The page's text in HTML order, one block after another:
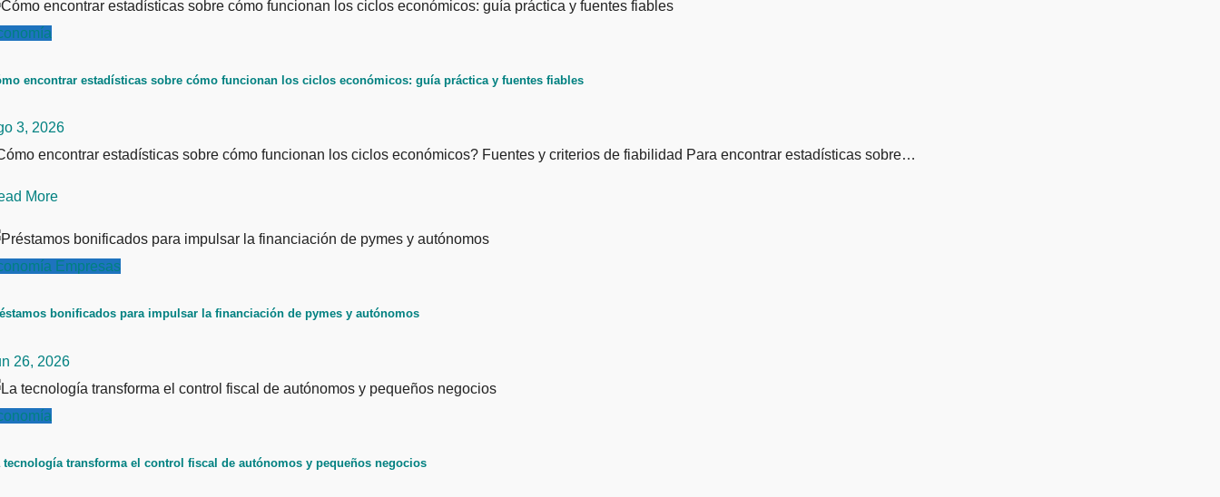
encontrar estadísticas sobre cómo funcionan los ciclos económicos: guía práctica y fuentes fiables
3, 2026
encontrar estadísticas sobre cómo funcionan los ciclos económicos? Fuentes y criterios de fiabilidad Para encontrar estadísticas sobre…
More
Empresas
bonificados para impulsar la financiación de pymes y autónomos
26, 2026
tecnología transforma el control fiscal de autónomos y pequeños negocios